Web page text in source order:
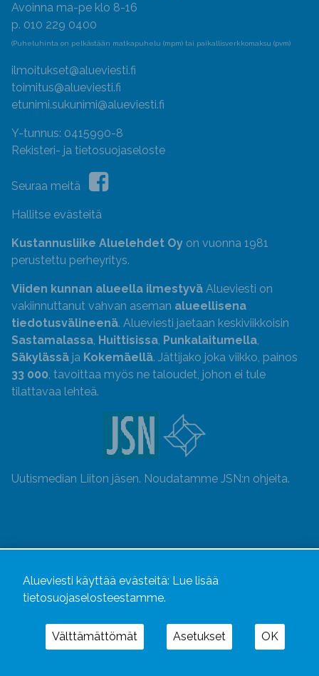
Avoinna ma-pe klo 8-16
p. 010 229 0400
(Puheluhinta on pelkästään matkapuhelu (mpm) tai paikallisverkkomaksu (pvm)
ilmoitukset@alueviesti.fi
toimitus@alueviesti.fi
etunimi.sukunimi@alueviesti.fi
Y-tunnus: 0415990-8
Rekisteri- ja tietosuojaseloste
Seuraa meitä
Hallitse evästeitä
Kustannusliike Aluelehdet Oy on vuonna 1981
perustettu perheyritys.
Viiden kunnan alueella ilmestyvä Alueviesti on
vakiinnuttanut vahvan aseman alueellisena
tiedotusvälineenä. Alueviesti jaetaan keskiviikkoisin
Sastamalassa, Huittisissa, Punkalaitumella,
Säkylässä ja Kokemäellä. Jättijako joka viikko, painos
33 000, tavoittaa myös ne taloudet, johon ei tule
tilattavaa lehteä.
Uutismedian Liiton jäsen. Noudatamme JSN:n ohjeita.
Alueviesti käyttää evästeitä: Lue lisää
tietosuojaselosteestamme.
Välttämättömät Asetukset OK